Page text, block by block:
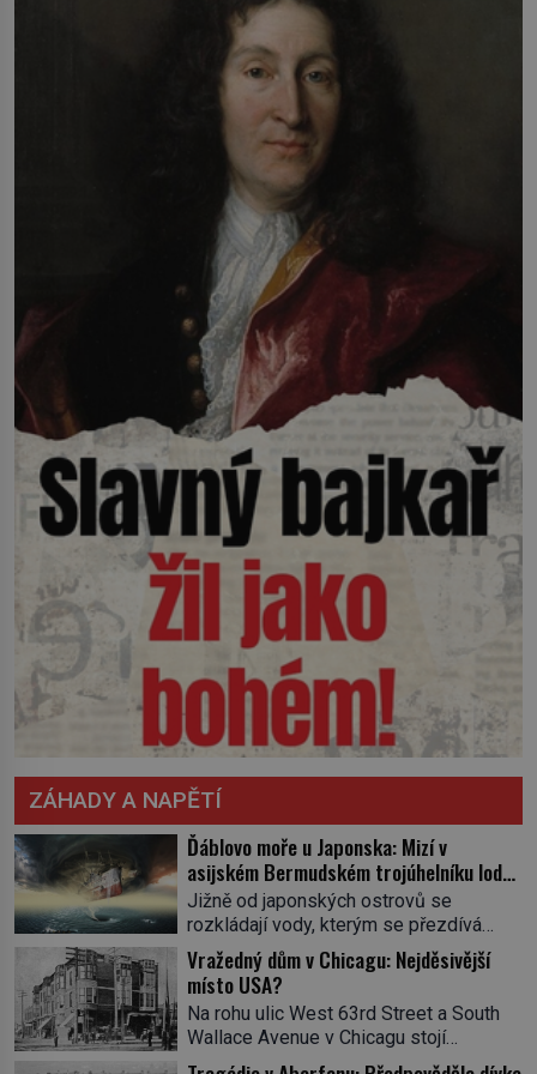
ZÁHADY A NAPĚTÍ
Ďáblovo moře u Japonska: Mizí v
asijském Bermudském trojúhelníku lodě
ve spárech neznámé síly?
Jižně od japonských ostrovů se
rozkládají vody, kterým se přezdívá
Ďáblovo moře. Vypráví se o lodích
mizejících beze stopy, podivných
světlech, zrádných proudech i mořských
dracích, kteří měli tyto končiny střežit už
v dávných legendách. Je tichomořský
Dračí trojúhelník skutečně prokletým
Vražedný dům v Chicagu: Nejděsivější
místo USA?
Na rohu ulic West 63rd Street a South
Wallace Avenue v Chicagu stojí
nenápadná pošta. Nemá žádný speciální